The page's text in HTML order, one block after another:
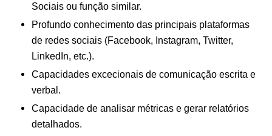
Sociais ou função similar.
Profundo conhecimento das principais plataformas
de redes sociais (Facebook, Instagram, Twitter,
LinkedIn, etc.).
Capacidades excecionais de comunicação escrita e
verbal.
Capacidade de analisar métricas e gerar relatórios
detalhados.